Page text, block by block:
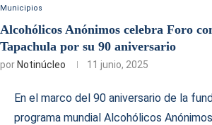
Municipios
Alcohólicos Anónimos celebra Foro
Tapachula por su 90 aniversario
por Notinúcleo 11 junio, 2025
En el marco del 90 aniversario de la
programa mundial Alcohólicos